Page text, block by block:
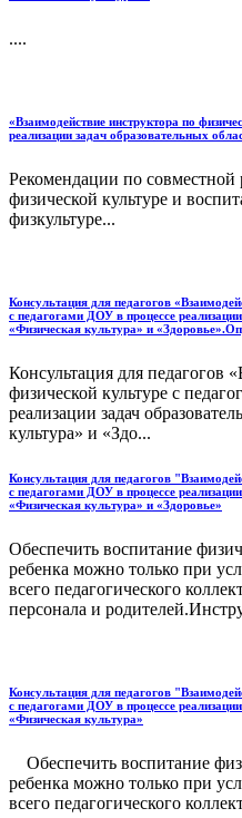
....
«Взаимодействие инструктора по
реализации задач образовательных
Рекомендации по совместной
физической культуре и
физкультуре...
Консультация для педагогов
с педагогами ДОУ в процессе
«Физическая культура» и
Консультация для педагогов
физической культуре с
реализации задач
культура» и «Здо...
Консультация для педагогов
с педагогами ДОУ в процессе
«Физическая культура» и «Здоровье»
Обеспечить воспитание
ребенка можно только при
всего педагогического
персонала и
Консультация для педагогов
с педагогами ДОУ в процессе
«Физическая культура»
Обеспечить воспитание
ребенка можно только при
всего педагогического